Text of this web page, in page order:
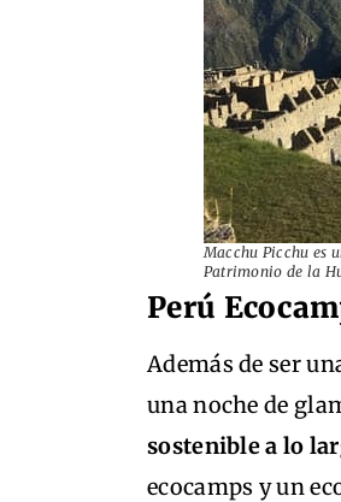
Macchu Picchu es
Patrimonio de la
Perú
Además de ser
una noche de
sostenible a lo
ecocamps y un